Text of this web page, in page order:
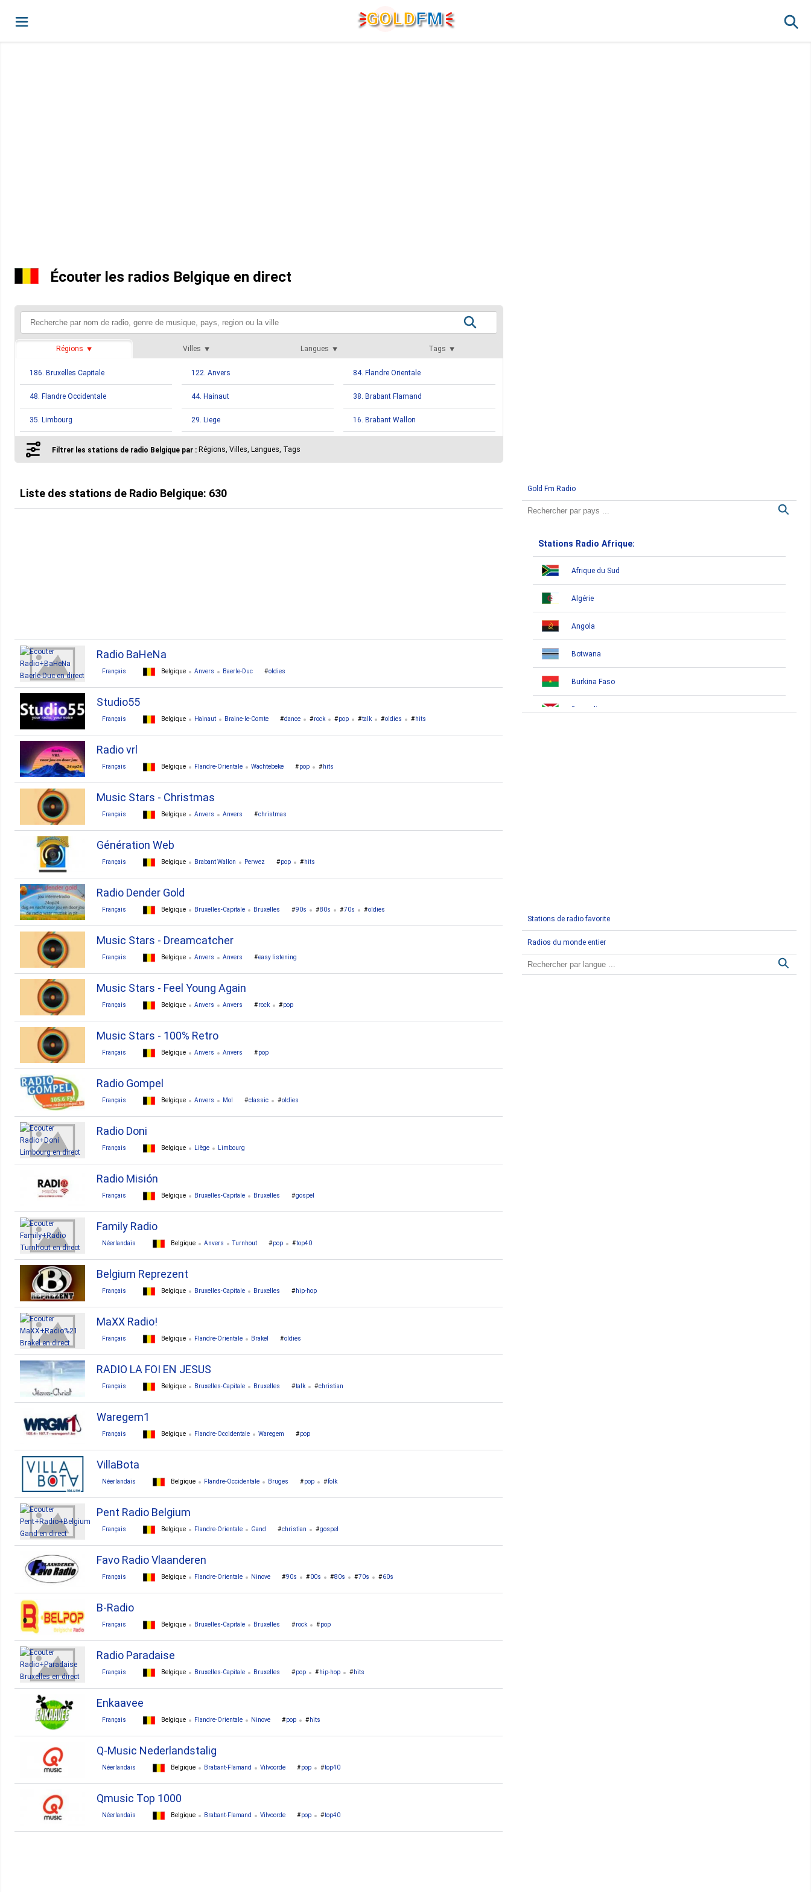
GOLDFM
Écouter les radios Belgique en direct
Régions Villes Langues Tags
186. Bruxelles Capitale 122. Anvers 84. Flandre Orientale
48. Flandre Occidentale 44. Hainaut 38. Brabant Flamand
35. Limbourg 29. Liege 16. Brabant Wallon
13. Luxembourg
Filtrer les stations de radio Belgique par : Régions, Villes, Langues, Tags
Liste des stations de Radio Belgique: 630
Radio BaHeNa
Français Belgique Anvers Baerle-Duc oldies
Studio55
Français Belgique Hainaut Braine-le-Comte dance rock pop talk oldies hits
Radio vrl
Français Belgique Flandre-Orientale Wachtebeke pop hits
Music Stars - Christmas
Français Belgique Anvers Anvers christmas
Génération Web
Français Belgique Brabant Wallon Perwez pop hits
Radio Dender Gold
Français Belgique Bruxelles-Capitale Bruxelles 90s 80s 70s oldies
Music Stars - Dreamcatcher
Français Belgique Anvers Anvers easy listening
Music Stars - Feel Young Again
Français Belgique Anvers Anvers rock pop
Music Stars - 100% Retro
Français Belgique Anvers Anvers pop
Radio Gompel
Français Belgique Anvers Mol classic oldies
Radio Doni
Français Belgique Liège Limbourg
Radio Misión
Français Belgique Bruxelles-Capitale Bruxelles gospel
Family Radio
Néerlandais Belgique Anvers Turnhout pop top40
Belgium Reprezent
Français Belgique Bruxelles-Capitale Bruxelles hip-hop
MaXX Radio!
Français Belgique Flandre-Orientale Brakel oldies
RADIO LA FOI EN JESUS
Français Belgique Bruxelles-Capitale Bruxelles talk christian
Waregem1
Français Belgique Flandre-Occidentale Waregem pop
VillaBota
Néerlandais Belgique Flandre-Occidentale Bruges pop folk
Pent Radio Belgium
Français Belgique Flandre-Orientale Gand christian gospel
Favo Radio Vlaanderen
Français Belgique Flandre-Orientale Ninove 90s 00s 80s 70s 60s
B-Radio
Français Belgique Bruxelles-Capitale Bruxelles rock pop
Radio Paradaise
Français Belgique Bruxelles-Capitale Bruxelles pop hip-hop hits
Enkaavee
Français Belgique Flandre-Orientale Ninove pop hits
Q-Music Nederlandstalig
Néerlandais Belgique Brabant-Flamand Vilvoorde pop top40
Qmusic Top 1000
Néerlandais Belgique Brabant-Flamand Vilvoorde pop top40
Gold Fm Radio
Stations Radio Afrique:
Afrique du Sud
Algérie
Angola
Botwana
Burkina Faso
Burundi
Egypte
Stations de radio favorite
Radios du monde entier